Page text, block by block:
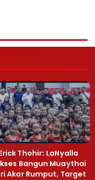
Thohir: LaNyalla
Bangun Muaythai
Akar Rumput, Target